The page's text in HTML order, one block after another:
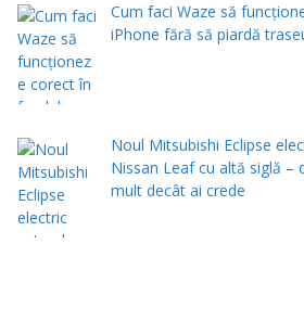
Cum faci Waze să
iPhone fără să piardă
Noul Mitsubishi Eclipse
Nissan Leaf cu altă siglă –
mult decât ai crede